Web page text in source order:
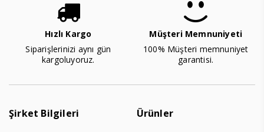
Hızlı Kargo
Siparişlerinizi aynı gün
kargoluyoruz.
Müşteri Memnuniyeti
100% Müşteri memnuniyet
garantisi.
Şirket Bilgileri Ürünler